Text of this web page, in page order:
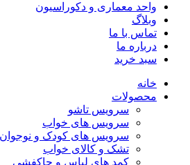
واحد معماری و دکوراسیون
وبلاگ
تماس با ما
درباره ما
سبد خرید
خانه
محصولات
سرویس تاشو
سرویس های خواب
سرویس های کودک و نوجوان
تشک و کالای خواب
کمد های لباس و جاکفشی